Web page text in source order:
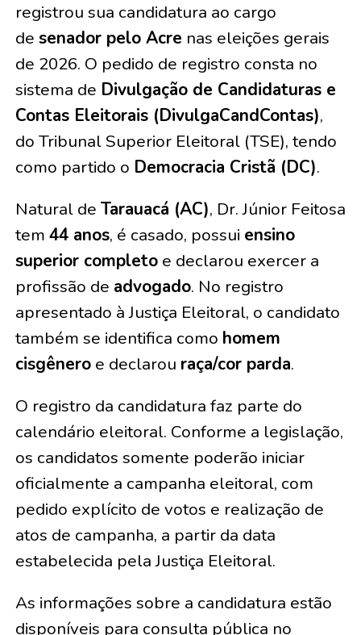
registrou sua candidatura ao cargo
de senador pelo Acre nas eleições gerais
de 2026. O pedido de registro consta no
sistema de Divulgação de Candidaturas e
Contas Eleitorais (DivulgaCandContas),
do Tribunal Superior Eleitoral (TSE), tendo
como partido o Democracia Cristã (DC).
Natural de Tarauacá (AC), Dr. Júnior Feitosa
tem 44 anos, é casado, possui ensino
superior completoe declarou exercer a
profissão de advogado. No registro
apresentado à Justiça Eleitoral, o candidato
também se identifica como homem
cisgêneroe declarou raça/cor parda.
O registro da candidatura faz parte do
calendário eleitoral. Conforme a legislação,
os candidatos somente poderão iniciar
oficialmente a campanha eleitoral, com
pedido explícito de votos e realização de
atos de campanha, a partir da data
estabelecida pela Justiça Eleitoral.
As informações sobre a candidatura estão
disponíveis para consulta pública no